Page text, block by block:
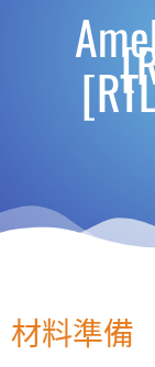
材料準備